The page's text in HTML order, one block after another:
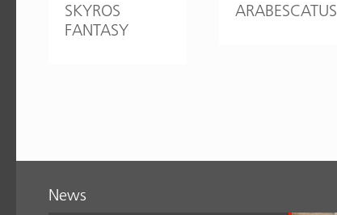
SKYROS
FANTASY
ARABESCATUS
News